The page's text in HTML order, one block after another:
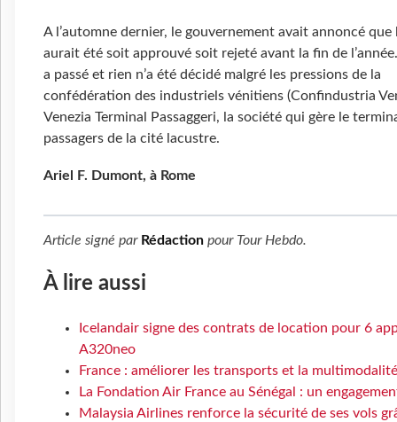
A l’automne dernier, le gouvernement avait annoncé
aurait été soit approuvé soit rejeté avant la fin de
a passé et rien n’a été décidé malgré les pressions de la
confédération des industriels vénitiens (Confindustria
Venezia Terminal Passaggeri, la société qui gère le
passagers de la cité lacustre.
Ariel F. Dumont, à Rome
Article signé par Rédaction pour Tour Hebdo.
À lire aussi
Icelandair signe des contrats de location pour 6
A320neo
France : améliorer les transports et la multimodalité
La Fondation Air France au Sénégal : un
Malaysia Airlines renforce la sécurité de ses vols